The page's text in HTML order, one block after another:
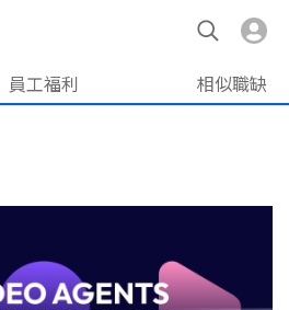
員工福利 相似職缺